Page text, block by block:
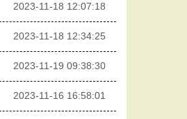
2023-11-18 12:07:18
2023-11-18 12:34:25
2023-11-19 09:38:30
2023-11-16 16:58:01